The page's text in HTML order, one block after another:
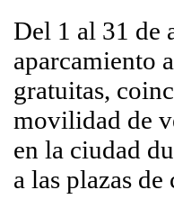
Del 1 al 31 de
aparcamiento
gratuitas,
movilidad de
en la ciudad
a las plazas de